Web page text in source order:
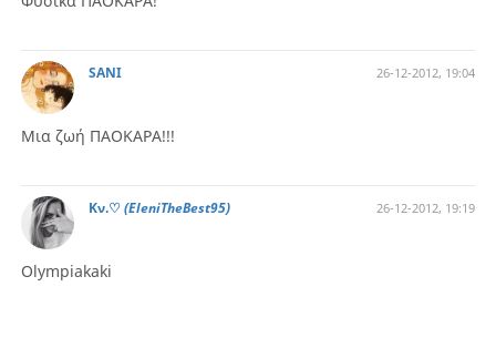
SANI 26-12-2012, 19:04
Μια ζωή ΠΑΟΚΑΡΑ!!!
Kν.♡(EleniTheBest95) 26-12-2012, 19:19
Olympiakaki